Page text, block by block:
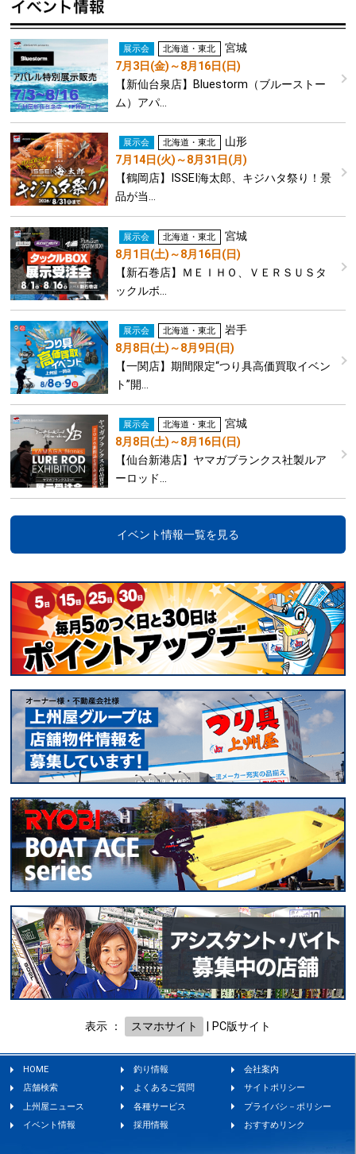
展示会 北海道・東北
宮城
7月3日(金)～8月16日(日)
【新仙台泉店】Bluestorm（ブルーストー
ム）アパ…
展示会 北海道・東北
山形
7月14日(火)～8月31日(月)
【鶴岡店】ISSEI海太郎、キジハタ祭り！景
品が当…
展示会 北海道・東北
宮城
8月1日(土)～8月16日(日)
【新石巻店】ＭＥＩＨＯ、ＶＥＲＳＵＳタ
ックルボ…
展示会 北海道・東北
岩手
8月8日(土)～8月9日(日)
【一関店】期間限定“つり具高価買取イベン
ト”開…
展示会 北海道・東北
宮城
8月8日(土)～8月16日(日)
【仙台新港店】ヤマガブランクス社製ルア
ーロッド…
イベント情報一覧を見る
表示 ： スマホサイト PC版サイト
HOME 釣り情報
会社案内
店舗検索
よくあるご質問
サイトポリシー
上州屋ニュース
各種サービス
プライバシ－ポリシー
イベント情報
採用情報 おすすめリンク